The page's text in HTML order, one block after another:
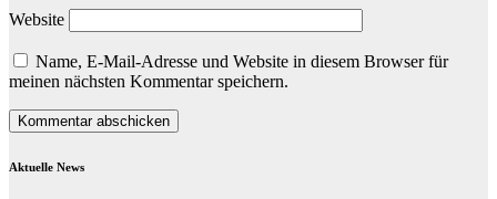
Website
Name, E-Mail-Adresse und Website in diesem Browser für
meinen nächsten Kommentar speichern.
Aktuelle News